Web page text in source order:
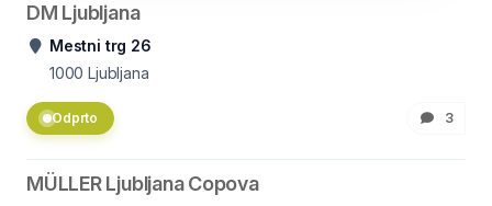
DM Ljubljana
Mestni trg 26
1000 Ljubljana
Odprto 3
MÜLLER Ljubljana Copova